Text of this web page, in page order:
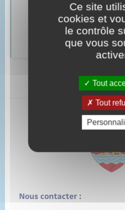
Documents d’identité
Cimetière communal
Nous contacter :
Ce site
cookies et
le contrôle
que vous
Tout
Tout